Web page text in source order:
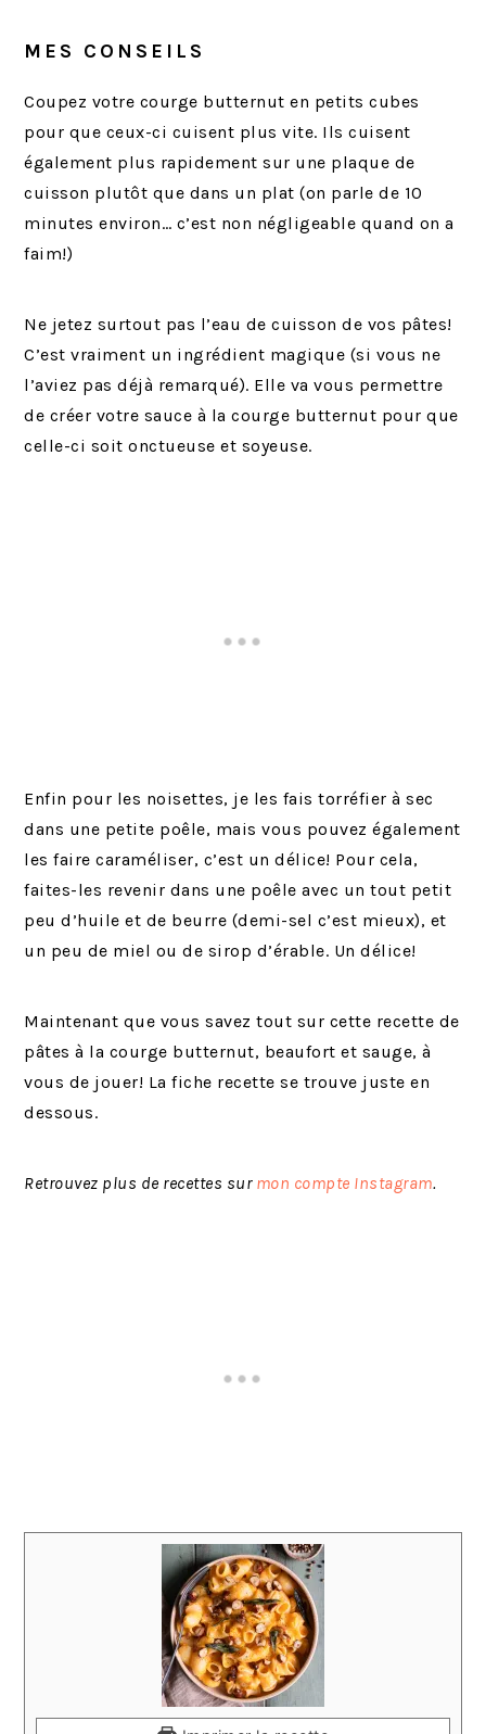
MES CONSEILS
Coupez votre courge butternut en petits cubes
pour que ceux-ci cuisent plus vite. Ils cuisent
également plus rapidement sur une plaque de
cuisson plutôt que dans un plat (on parle de 10
minutes environ… c’est non négligeable quand on a
faim!)
Ne jetez surtout pas l’eau de cuisson de vos pâtes!
C’est vraiment un ingrédient magique (si vous ne
l’aviez pas déjà remarqué). Elle va vous permettre
de créer votre sauce à la courge butternut pour que
celle-ci soit onctueuse et soyeuse.
Enfin pour les noisettes, je les fais torréfier à sec
dans une petite poêle, mais vous pouvez également
les faire caraméliser, c’est un délice! Pour cela,
faites-les revenir dans une poêle avec un tout petit
peu d’huile et de beurre (demi-sel c’est mieux), et
un peu de miel ou de sirop d’érable. Un délice!
Maintenant que vous savez tout sur cette recette de
pâtes à la courge butternut, beaufort et sauge, à
vous de jouer! La fiche recette se trouve juste en
dessous.
Retrouvez plus de recettes sur mon compte Instagram.